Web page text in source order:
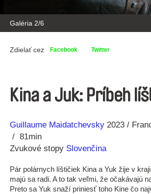
Galéria 2/6
Zdielať cez Facebook Twitter
Kina a Juk: Príbeh
Réžia
Guillaume Maidatchevsky
Rok
výroby
2023
81min
Zvukové stopy Slovenčina
Pár polárnych líštičiek Kina a Yuk žije v
majú sa radi. A to tak veľmi, že očakávajú
Preto sa Yuk snaží priniesť toho Kine čo